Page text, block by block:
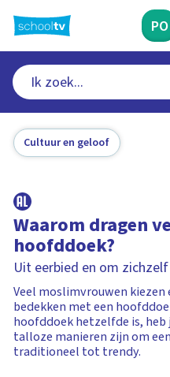
naar
hoofdinhoud
PO
Cultuur en geloof
Waarom dragen
hoofddoek?
Uit eerbied en om
Veel moslimvrouwen kiezen
bedekken met een
hoofddoek hetzelfde is,
talloze manieren zijn om
traditioneel tot trendy.